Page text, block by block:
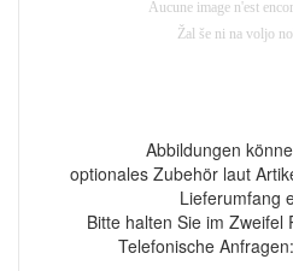
Abbildungen
optionales Zubehör laut
Lieferumfang
Bitte halten Sie im Zweifel
Telefonische